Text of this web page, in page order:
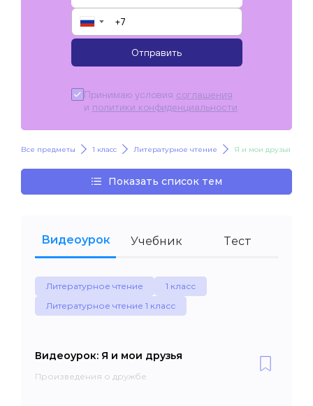
▼
Отправить
Принимаю условия соглашения
и политики конфиденциальности
Все предметы 1 класс Литературное чтение Я и мои друзья
Показать список тем
Видеоурок Учебник Тест
Литературное чтение
1 класс
Литературное чтение 1 класс
Видеоурок: Я и мои друзья
Произведения о дружбе